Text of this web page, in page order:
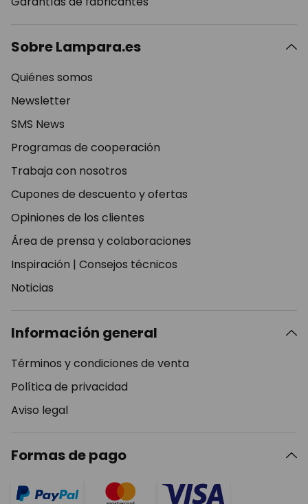
Sobre Lampara.es
Quiénes somos
Newsletter
SMS News
Programas de cooperación
Trabaja con nosotros
Cupones de descuento y ofertas
Opiniones de los clientes
Área de prensa y colaboraciones
Inspiración | Consejos técnicos
Noticias
Información general
Términos y condiciones de venta
Política de privacidad
Aviso legal
Formas de pago